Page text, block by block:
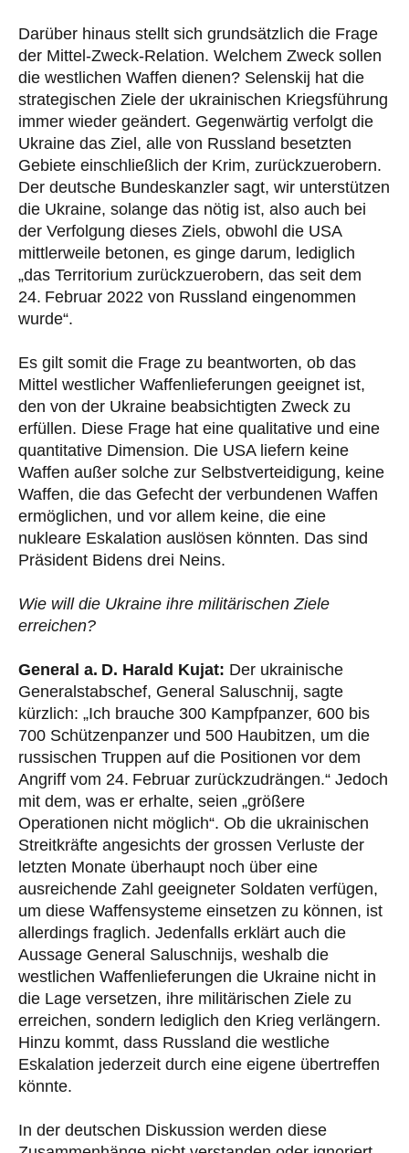
Darüber hinaus stellt sich grundsätzlich die Frage
der Mittel-Zweck-Relation. Welchem Zweck sollen
die westlichen Waffen dienen? Selenskij hat die
strategischen Ziele der ukrainischen Kriegsführung
immer wieder geändert. Gegenwärtig verfolgt die
Ukraine das Ziel, alle von Russland besetzten
Gebiete einschließlich der Krim, zurückzuerobern.
Der deutsche Bundeskanzler sagt, wir unterstützen
die Ukraine, solange das nötig ist, also auch bei
der Verfolgung dieses Ziels, obwohl die USA
mittlerweile betonen, es ginge darum, lediglich
„das Territorium zurückzuerobern, das seit dem
24. Februar 2022 von Russland eingenommen
wurde“.
Es gilt somit die Frage zu beantworten, ob das
Mittel westlicher Waffenlieferungen geeignet ist,
den von der Ukraine beabsichtigten Zweck zu
erfüllen. Diese Frage hat eine qualitative und eine
quantitative Dimension. Die USA liefern keine
Waffen außer solche zur Selbstverteidigung, keine
Waffen, die das Gefecht der verbundenen Waffen
ermöglichen, und vor allem keine, die eine
nukleare Eskalation auslösen könnten. Das sind
Präsident Bidens drei Neins.
Wie will die Ukraine ihre militärischen Ziele
erreichen?
General a. D. Harald Kujat: Der ukrainische
Generalstabschef, General Saluschnij, sagte
kürzlich: „Ich brauche 300 Kampfpanzer, 600 bis
700 Schützenpanzer und 500 Haubitzen, um die
russischen Truppen auf die Positionen vor dem
Angriff vom 24. Februar zurückzudrängen.“ Jedoch
mit dem, was er erhalte, seien „größere
Operationen nicht möglich“. Ob die ukrainischen
Streitkräfte angesichts der grossen Verluste der
letzten Monate überhaupt noch über eine
ausreichende Zahl geeigneter Soldaten verfügen,
um diese Waffensysteme einsetzen zu können, ist
allerdings fraglich. Jedenfalls erklärt auch die
Aussage General Saluschnijs, weshalb die
westlichen Waffenlieferungen die Ukraine nicht in
die Lage versetzen, ihre militärischen Ziele zu
erreichen, sondern lediglich den Krieg verlängern.
Hinzu kommt, dass Russland die westliche
Eskalation jederzeit durch eine eigene übertreffen
könnte.
In der deutschen Diskussion werden diese